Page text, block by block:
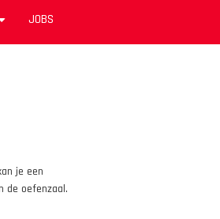
JOBS
je een
de oefenzaal.